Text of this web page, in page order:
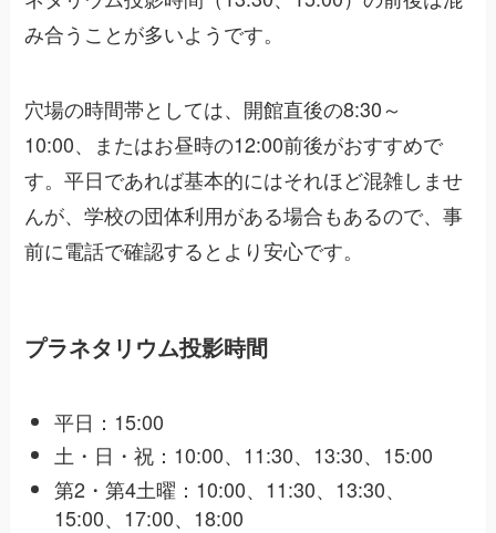
み合うことが多いようです。
穴場の時間帯としては、開館直後の8:30～
10:00、またはお昼時の12:00前後がおすすめで
す。平日であれば基本的にはそれほど混雑しませ
んが、学校の団体利用がある場合もあるので、事
前に電話で確認するとより安心です。
プラネタリウム投影時間
平日：15:00
土・日・祝：10:00、11:30、13:30、15:00
第2・第4土曜：10:00、11:30、13:30、
15:00、17:00、18:00